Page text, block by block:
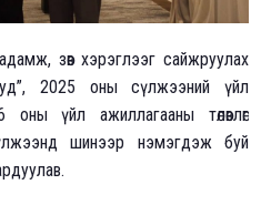
зөв хэрэглээг сайжруулах
2025 оны сүлжээний үйл
үйл ажиллагааны төлөвлөгөө
шинээр нэмэгдэж буй